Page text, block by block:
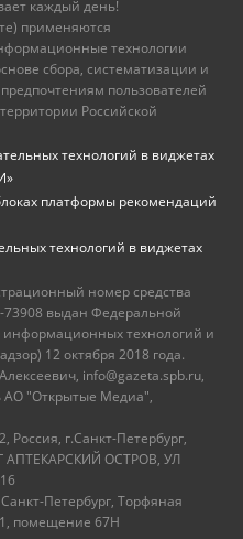
каждый день!
применяются
технологии
сбора, систематизации и
пользователей
Российской
технологий в виджетах
платформы рекомендаций
технологий в виджетах
номер средства
выдан Федеральной
информационных технологий и
12 октября 2018 года.
info@gazeta.spb.ru,
АО "Открытые Медиа",
г.Санкт-Петербург,
ОСТРОВ, УЛ
Петербург, Торфяная
1, помещение 67Н